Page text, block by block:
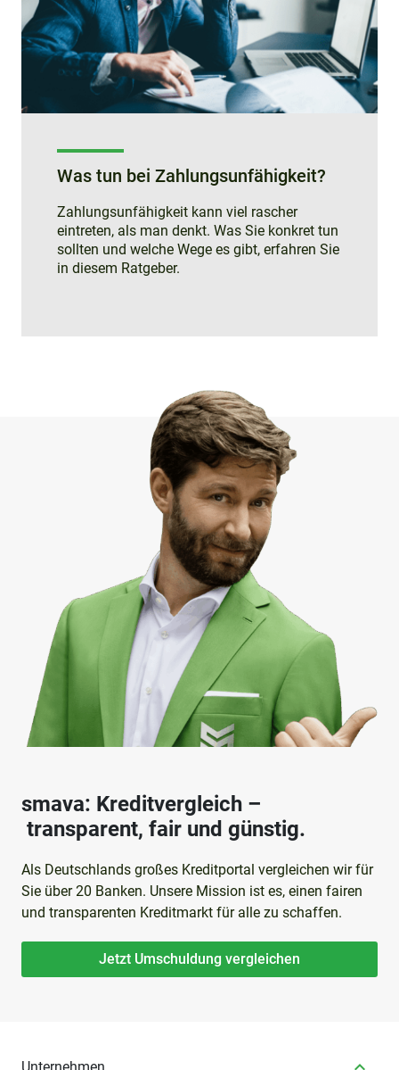
Was tun bei Zahlungsunfähigkeit?
Zahlungsunfähigkeit kann viel rascher
eintreten, als man denkt. Was Sie konkret tun
sollten und welche Wege es gibt, erfahren Sie
in diesem Ratgeber.
smava: Kreditvergleich –
transparent, fair und günstig.
Als Deutschlands großes Kreditportal vergleichen wir für
Sie über 20 Banken. Unsere Mission ist es, einen fairen
und transparenten Kreditmarkt für alle zu schaffen.
Jetzt Umschuldung vergleichen